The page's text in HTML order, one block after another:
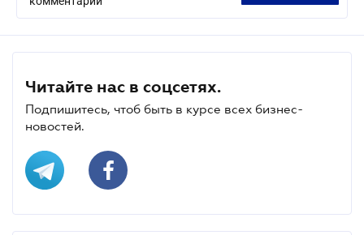
Читайте нас в соцсетях.
Подпишитесь, чтоб быть в курсе всех бизнес-
новостей.